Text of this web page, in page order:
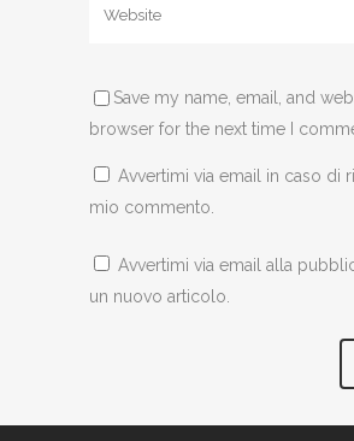
Save my name, email, and
browser for the next time I
Avvertimi via email in caso di
mio commento.
Avvertimi via email alla
un nuovo articolo.